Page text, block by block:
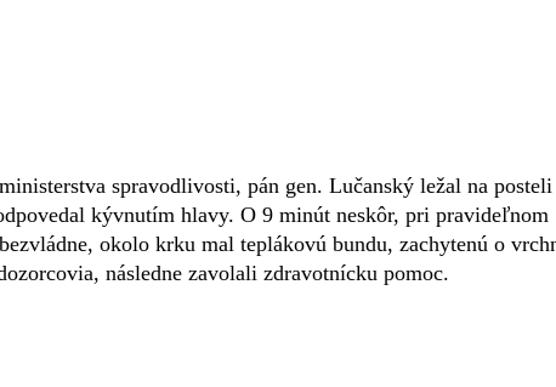
spravodlivosti, pán gen. Lučanský ležal na posteli
kývnutím hlavy. O 9 minút neskôr, pri pravideľnom
okolo krku mal teplákovú bundu, zachytenú o
následne zavolali zdravotnícku pomoc.